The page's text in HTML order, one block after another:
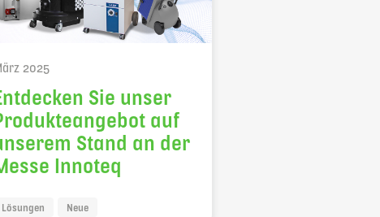
2025
Sie unser
auf
Stand an der
Innoteq
Lösungen Neue